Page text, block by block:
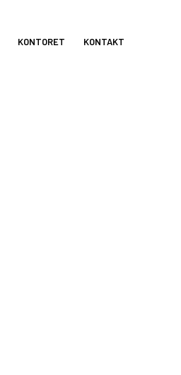
KONTORET KONTAKT